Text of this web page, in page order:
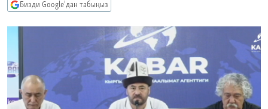
ЭЖЕ-СИҢДИЛЕР
АЗАТТЫК+
ЫҢГАЙСЫЗ СУРООЛОР
Русский
ОНЛАЙН ШЕРИНЕ
Бизди Google'дан табыңыз